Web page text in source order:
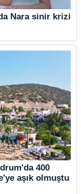
Nara sinir krizi
400
aşık olmuştu